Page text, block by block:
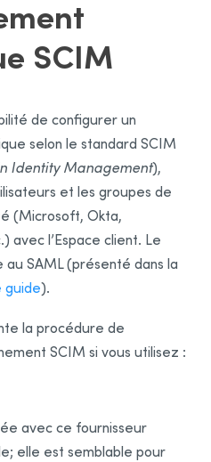
SAML
l’administrateur
l’utilisateur
SCIM
de configurer un
selon le standard SCIM
Identity Management),
et les groupes de
(Microsoft, Okta,
avec l’Espace client. Le
SAML (présenté dans la
guide).
la procédure de
SCIM si vous utilisez :
avec ce fournisseur
elle est semblable pour